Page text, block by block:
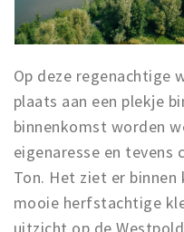
Uitjes & activiteiten
Studentenroutes
Natuurgebieden
Party pics
Eten
Drinken
Slapen
Recreatief
Op deze regenachtige
plaats aan een plekje
binnenkomst worden
eigenaresse en tevens
Ton. Het ziet er
mooie herfstachtige